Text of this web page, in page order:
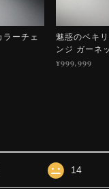
ーチェ
魅惑のベキ
ンジ ガーネ
¥999,999
14